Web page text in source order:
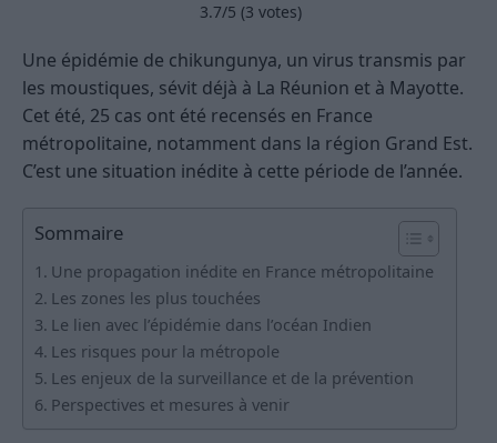
3.7/5 (3 votes)
Une épidémie de chikungunya, un virus transmis par
les moustiques, sévit déjà à La Réunion et à Mayotte.
Cet été, 25 cas ont été recensés en France
métropolitaine, notamment dans la région Grand Est.
C’est une situation inédite à cette période de l’année.
Sommaire
Une propagation inédite en France métropolitaine
Les zones les plus touchées
Le lien avec l’épidémie dans l’océan Indien
Les risques pour la métropole
Les enjeux de la surveillance et de la prévention
Perspectives et mesures à venir